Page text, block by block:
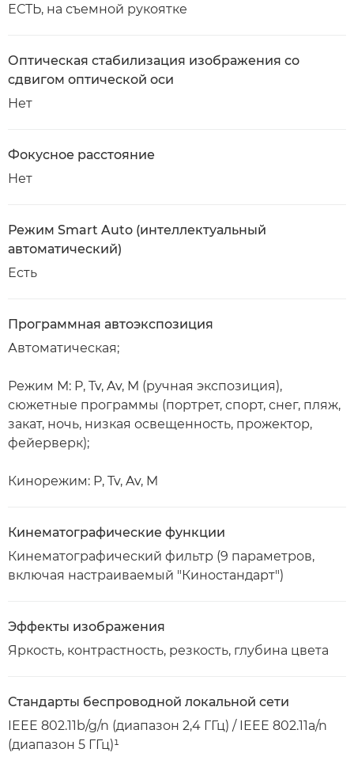
ЕСТЬ, на съемной рукоятке
Оптическая стабилизация изображения со
сдвигом оптической оси
Нет
Фокусное расстояние
Нет
Режим Smart Auto (интеллектуальный
автоматический)
Есть
Программная автоэкспозиция
Автоматическая;
Режим M: P, Tv, Av, M (ручная экспозиция),
сюжетные программы (портрет, спорт, снег, пляж,
закат, ночь, низкая освещенность, прожектор,
фейерверк);
Кинорежим: P, Tv, Av, M
Кинематографические функции
Кинематографический фильтр (9 параметров,
включая настраиваемый "Киностандарт")
Эффекты изображения
Яркость, контрастность, резкость, глубина цвета
Стандарты беспроводной локальной сети
IEEE 802.11b/g/n (диапазон 2,4 ГГц) / IEEE 802.11a/n
(диапазон 5 ГГц)¹